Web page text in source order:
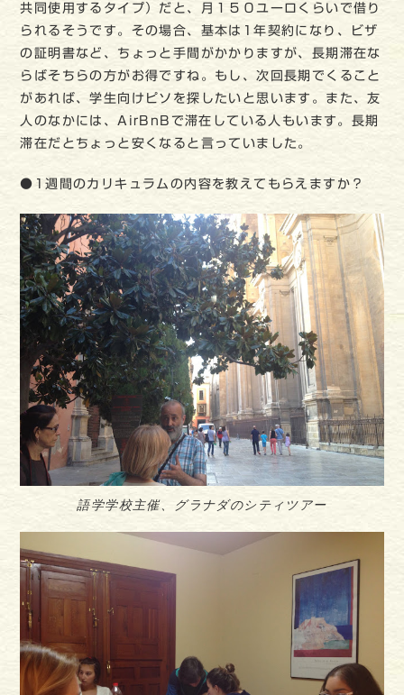
共同使用するタイプ）だと、月１５０ユーロくらいで借り
られるそうです。その場合、基本は1年契約になり、ビザ
の証明書など、ちょっと手間がかかりますが、長期滞在な
らばそちらの方がお得ですね。もし、次回長期でくること
があれば、学生向けピソを探したいと思います。また、友
人のなかには、AirBnBで滞在している人もいます。長期
滞在だとちょっと安くなると言っていました。
●1週間のカリキュラムの内容を教えてもらえますか？
語学学校主催、グラナダのシティツアー